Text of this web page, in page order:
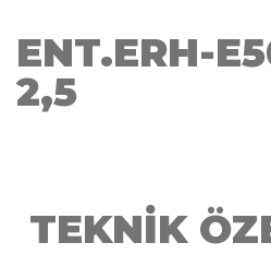
ENT.ERH-
2,5
TEKNİK